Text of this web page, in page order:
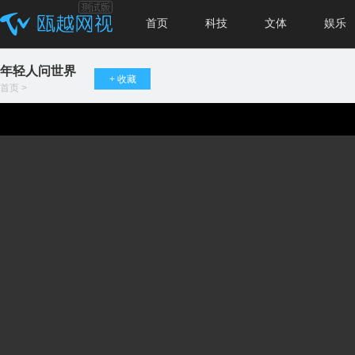
首页 科技 文体 娱乐
年轻人问世界
首页 >
+ 收藏